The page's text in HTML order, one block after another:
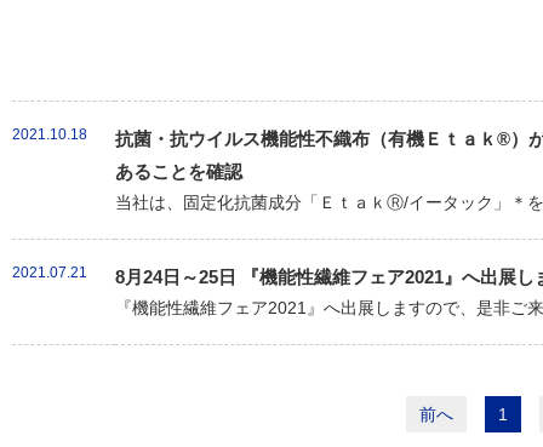
2021.10.18
抗菌・抗ウイルス機能性不織布（有機Ｅｔａｋ®）
あることを確認
当社は、固定化抗菌成分「ＥｔａｋⓇ/イータック」＊
2021.07.21 8月24日～25日 『機能性繊維フェア2021』へ出展し
『機能性繊維フェア2021』へ出展しますので、是
前へ 1